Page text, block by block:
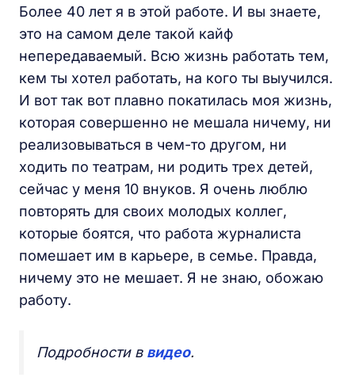
Более 40 лет я в этой работе. И вы знаете,
это на самом деле такой кайф
непередаваемый. Всю жизнь работать тем,
кем ты хотел работать, на кого ты выучился.
И вот так вот плавно покатилась моя жизнь,
которая совершенно не мешала ничему, ни
реализовываться в чем-то другом, ни
ходить по театрам, ни родить трех детей,
сейчас у меня 10 внуков. Я очень люблю
повторять для своих молодых коллег,
которые боятся, что работа журналиста
помешает им в карьере, в семье. Правда,
ничему это не мешает. Я не знаю, обожаю
работу.
Подробности в видео.